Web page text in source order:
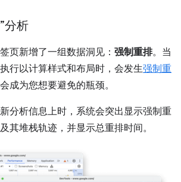
分析
页新增了一组数据洞见： 强制重排。当
行以计算样式和布局时，会发生强制重
成为您想要避免的瓶颈。
分析信息上时，系统会突出显示强制重
其堆栈轨迹，并显示总重排时间。